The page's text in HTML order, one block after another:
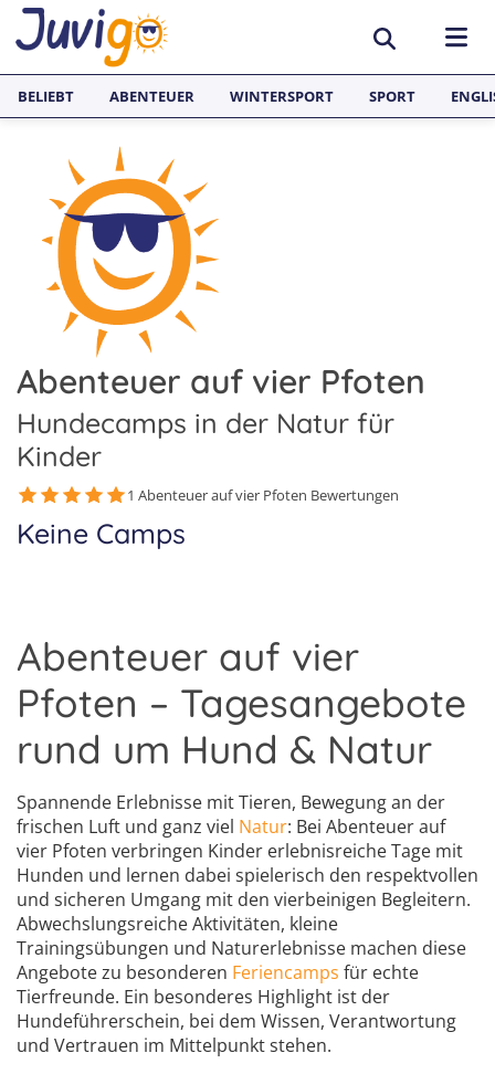
AKTIVITÄTEN
Sportcamps
Lerncamps
Surfcamps
Outdoorcamps
Fussballcamps
Segelcamps
Tenniscamps
Tanzcamps
REISEZIELE
Aargau
Basel
Graubünden
Luzern
Tessin
Zürich
SPRACHFERIEN
Sprachreisen
Englisch Sprachferien England
Sprachferien Frankreich
Sprachferien Spanien
Sprachferien in der Schweiz
Englisch Sprachferien USA
Sprachferien in Österreich
JUGENDREISEN
Spanien
Italien
Deutschland
Frankreich
Portugal
USA
BELIEBT ABENTEUER WINTERSPORT SPORT
Abenteuer auf vier Pfoten
Hundecamps in der Natur für
Kinder
1 Abenteuer auf vier Pfoten Bewertungen
Keine Camps
Abenteuer auf vier
Pfoten – Tagesangebote
rund um Hund & Natur
Spannende Erlebnisse mit Tieren, Bewegung an der
frischen Luft und ganz viel Natur: Bei Abenteuer auf
vier Pfoten verbringen Kinder erlebnisreiche Tage mit
Hunden und lernen dabei spielerisch den respektvollen
und sicheren Umgang mit den vierbeinigen Begleitern.
Abwechslungsreiche Aktivitäten, kleine
Trainingsübungen und Naturerlebnisse machen diese
Angebote zu besonderen Feriencamps für echte
Tierfreunde. Ein besonderes Highlight ist der
Hundeführerschein, bei dem Wissen, Verantwortung
und Vertrauen im Mittelpunkt stehen.